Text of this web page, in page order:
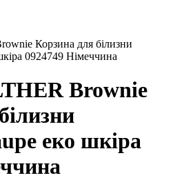
Корзина для білизни
0924749 Німеччина
Brownie
еко шкіра